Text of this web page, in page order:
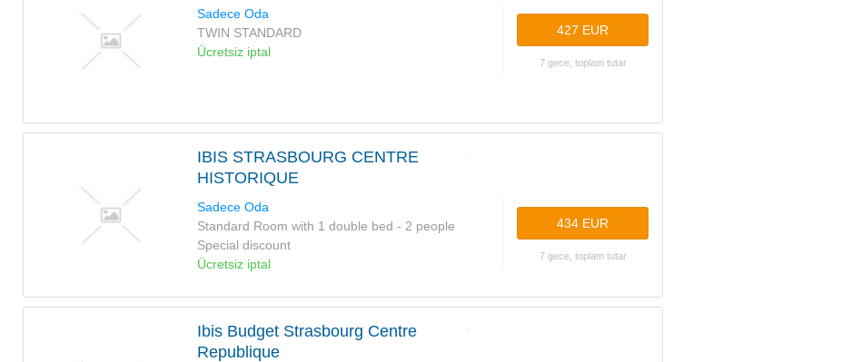
Sadece Oda
TWIN STANDARD
Ücretsiz iptal
427 EUR
7 gece, toplam tutar
IBIS STRASBOURG CENTRE
HISTORIQUE
Sadece Oda
Standard Room with 1 double bed - 2 people
Special discount
Ücretsiz iptal
434 EUR
7 gece, toplam tutar
Ibis Budget Strasbourg Centre
Republique